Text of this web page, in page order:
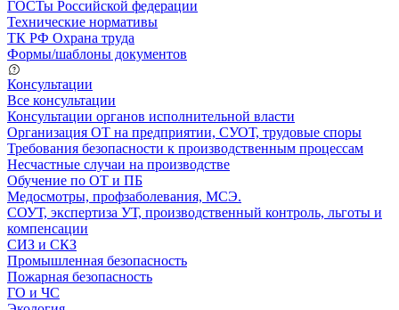
ГОСТы Российской федерации
Технические нормативы
ТК РФ Охрана труда
Формы/шаблоны документов
Консультации
Все консультации
Консультации органов исполнительной власти
Организация ОТ на предприятии, СУОТ, трудовые споры
Требования безопасности к производственным процессам
Несчастные случаи на производстве
Обучение по ОТ и ПБ
Медосмотры, профзаболевания, МСЭ.
СОУТ, экспертиза УТ, производственный контроль, льготы и
компенсации
СИЗ и СКЗ
Промышленная безопасность
Пожарная безопасность
ГО и ЧС